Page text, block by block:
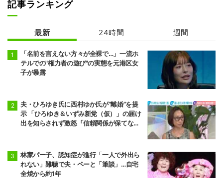
記事ランキング
最新 24時間 週間
「名前を言えない方々が全裸で…」一流ホ
テルでの"権力者の遊び"の実態を元港区女
子が暴露
夫・ひろゆき氏に西村ゆか氏が“離婚”を提
示 「ひろゆき＆いずみ新党（仮）」の届け
出を知らされず激怒「信頼関係が保てない
林家パー子、認知症が進行「一人で外出ら
れない」難聴で夫・ペーと「筆談」…自宅
全焼から約1年